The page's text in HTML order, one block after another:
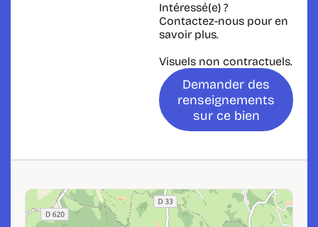
Intéressé(e) ?
Contactez-nous pour en
savoir plus.
Visuels non contractuels.
Demander des
renseignements
sur ce bien